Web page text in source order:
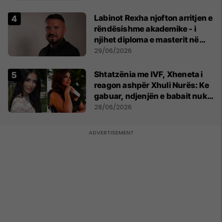
Labinot Rexha njofton arritjen e
rëndësishme akademike - i
njihet diploma e masterit në
Psikologji në Zvicër
29/06/2026
Shtatzënia me IVF, Xheneta i
reagon ashpër Xhuli Nurës: Ke
gabuar, ndjenjën e babait nuk
mund t'ia plotësosh kurrë
28/06/2026